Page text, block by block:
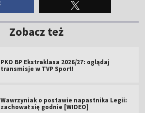
Zobacz też
PKO BP Ekstraklasa 2026/27: oglądaj
transmisje w TVP Sport!
Wawrzyniak o postawie napastnika Legii:
zachował się godnie [WIDEO]